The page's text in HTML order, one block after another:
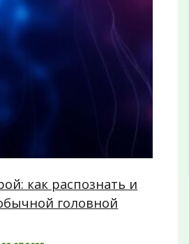
как распознать и
головной